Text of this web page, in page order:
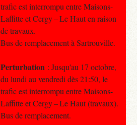
trafic est interrompu entre Maisons-
Laffitte et Cergy – Le Haut en raison
de travaux.
Bus de remplacement à Sartrouville.
Perturbation : Jusqu'au 17 octobre,
du lundi au vendredi dès 21:50, le
trafic est interrompu entre Maisons-
Laffitte et Cergy – Le Haut (travaux).
Bus de remplacement.